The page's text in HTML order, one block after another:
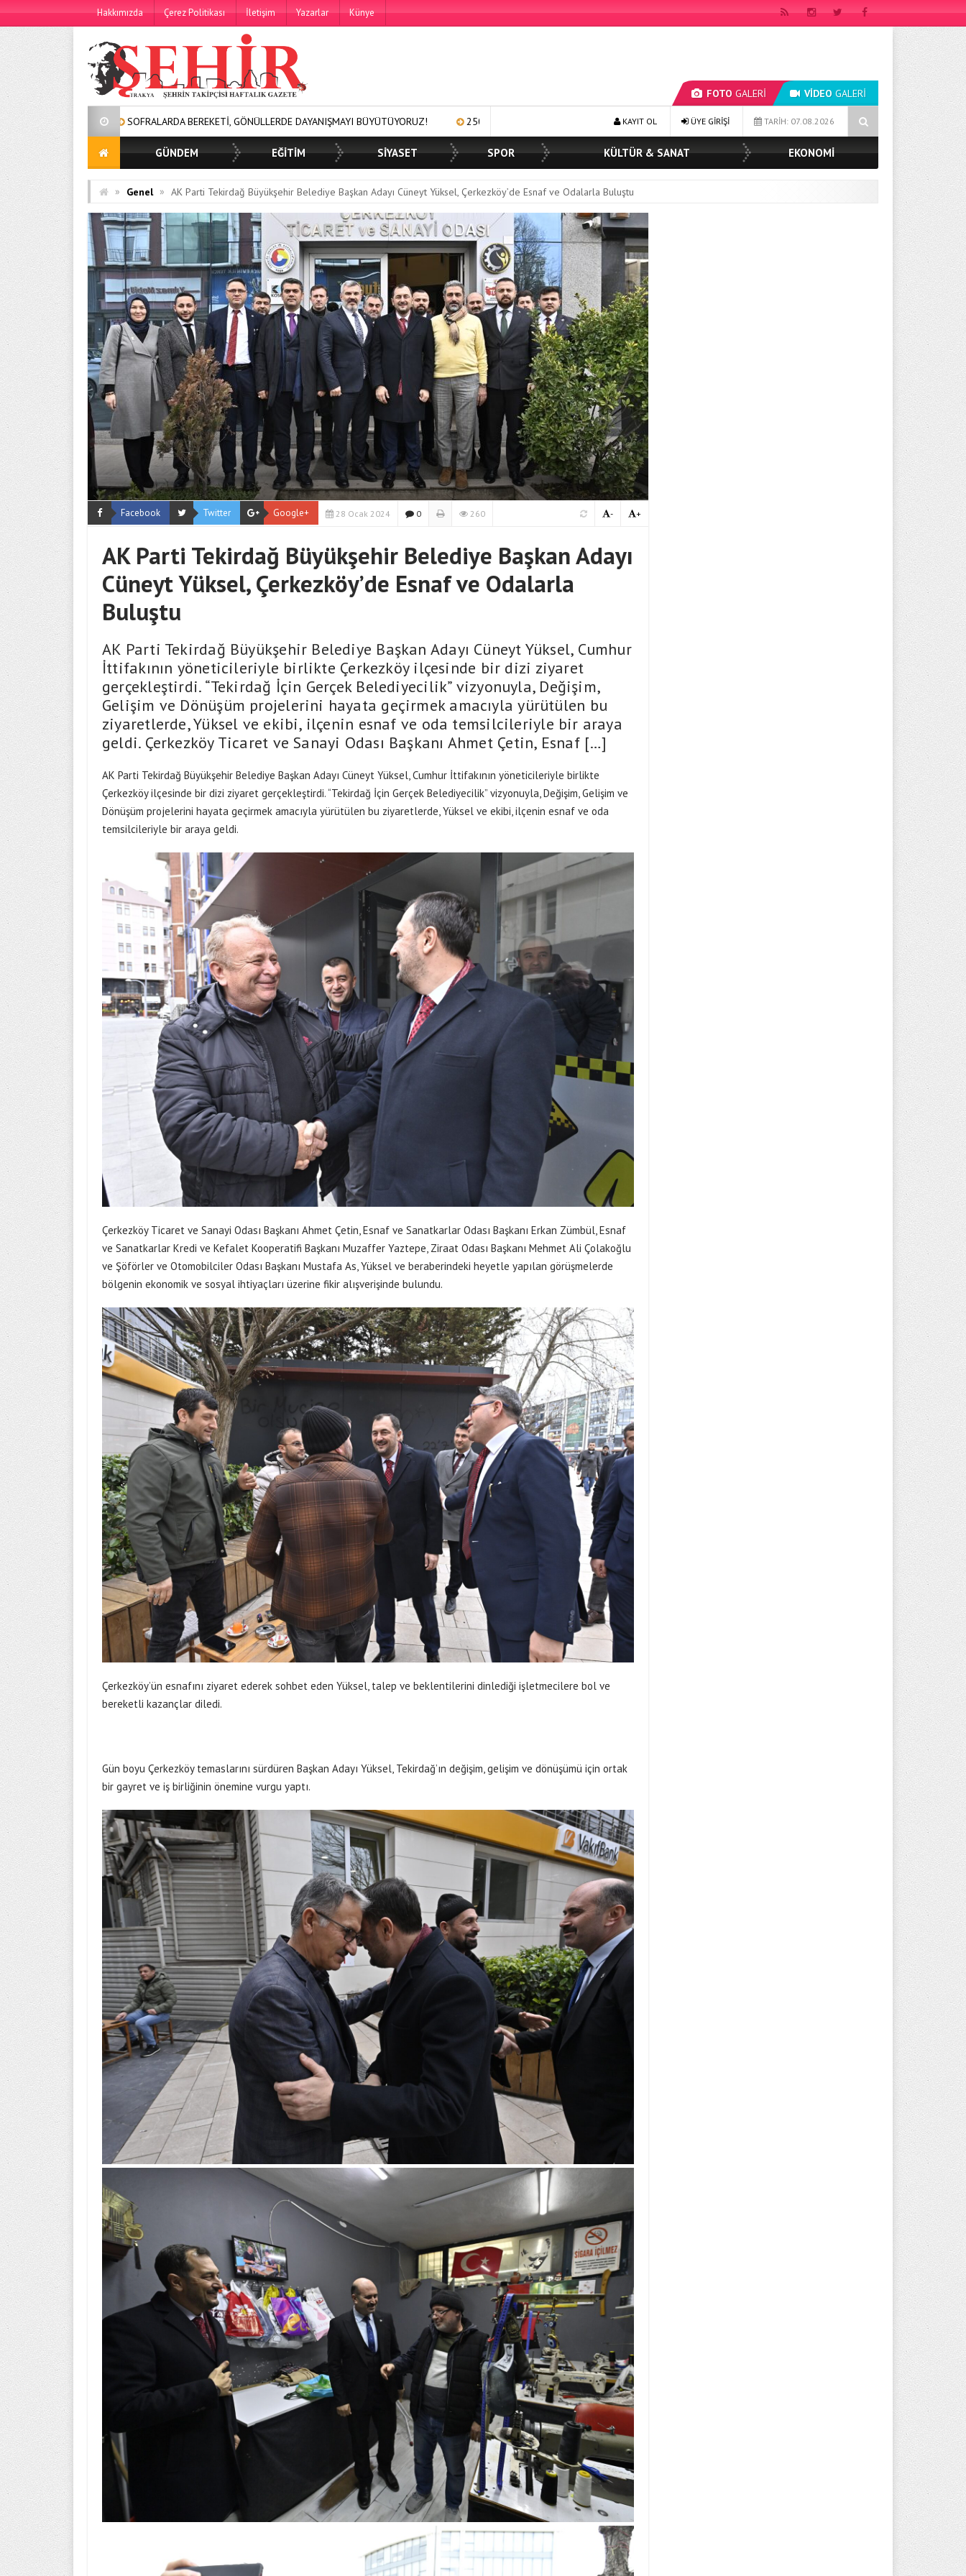
Hakkımızda Çerez Politikası İletişim Yazarlar Künye
FOTO GALERİ VİDEO GALERİ
BEREKETİ, GÖNÜLLERDE DAYANIŞMAYI BÜYÜTÜYORUZ! 250 BİN ÖĞÜN, BİNLERCE YÜZE GÜLÜMSEME BAŞKAN MÜGE YILDIZ TOPAK: ‘SOSYAL BELEDİYECİLİKTE HİÇBİR HEMŞERİMİZİ YALNIZ
TARİH: 07.08.2026
ÜYE GİRİŞİ
KAYIT OL
GÜNDEM EĞİTİM SİYASET SPOR KÜLTÜR & SANAT EKONOMİ
» Genel » AK Parti Tekirdağ Büyükşehir Belediye Başkan Adayı Cüneyt Yüksel, Çerkezköy’de Esnaf ve Odalarla Buluştu
Facebook Twitter Google+ 28 Ocak 2024 0 260 +
-
AK Parti Tekirdağ Büyükşehir Belediye Başkan Adayı
Cüneyt Yüksel, Çerkezköy’de Esnaf ve Odalarla
Buluştu
AK Parti Tekirdağ Büyükşehir Belediye Başkan Adayı Cüneyt Yüksel, Cumhur
İttifakının yöneticileriyle birlikte Çerkezköy ilçesinde bir dizi ziyaret
gerçekleştirdi. “Tekirdağ İçin Gerçek Belediyecilik” vizyonuyla, Değişim,
Gelişim ve Dönüşüm projelerini hayata geçirmek amacıyla yürütülen bu
ziyaretlerde, Yüksel ve ekibi, ilçenin esnaf ve oda temsilcileriyle bir araya
geldi. Çerkezköy Ticaret ve Sanayi Odası Başkanı Ahmet Çetin, Esnaf […]
AK Parti Tekirdağ Büyükşehir Belediye Başkan Adayı Cüneyt Yüksel, Cumhur İttifakının yöneticileriyle birlikte
Çerkezköy ilçesinde bir dizi ziyaret gerçekleştirdi. “Tekirdağ İçin Gerçek Belediyecilik” vizyonuyla, Değişim, Gelişim ve
Dönüşüm projelerini hayata geçirmek amacıyla yürütülen bu ziyaretlerde, Yüksel ve ekibi, ilçenin esnaf ve oda
temsilcileriyle bir araya geldi.
Çerkezköy Ticaret ve Sanayi Odası Başkanı Ahmet Çetin, Esnaf ve Sanatkarlar Odası Başkanı Erkan Zümbül, Esnaf
ve Sanatkarlar Kredi ve Kefalet Kooperatifi Başkanı Muzaffer Yaztepe, Ziraat Odası Başkanı Mehmet Ali Çolakoğlu
ve Şöförler ve Otomobilciler Odası Başkanı Mustafa As, Yüksel ve beraberindeki heyetle yapılan görüşmelerde
bölgenin ekonomik ve sosyal ihtiyaçları üzerine fikir alışverişinde bulundu.
Çerkezköy’ün esnafını ziyaret ederek sohbet eden Yüksel, talep ve beklentilerini dinlediği işletmecilere bol ve
bereketli kazançlar diledi.
Gün boyu Çerkezköy temaslarını sürdüren Başkan Adayı Yüksel, Tekirdağ’ın değişim, gelişim ve dönüşümü için ortak
bir gayret ve iş birliğinin önemine vurgu yaptı.